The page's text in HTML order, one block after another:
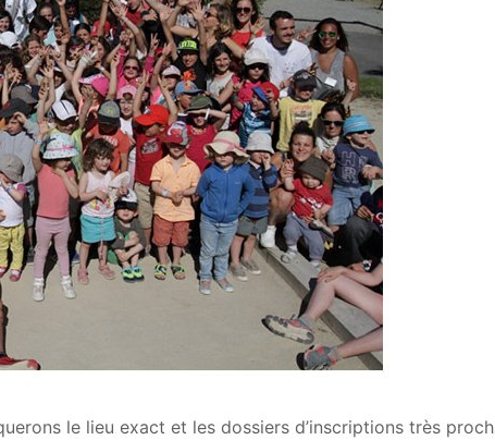
le lieu exact et les dossiers d’inscriptions très